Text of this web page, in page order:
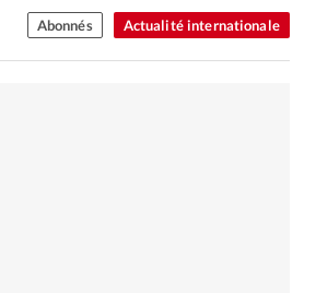
Chronique
Culture
Foi Génération réveil
Monde
Actualité internationale
Abonnés